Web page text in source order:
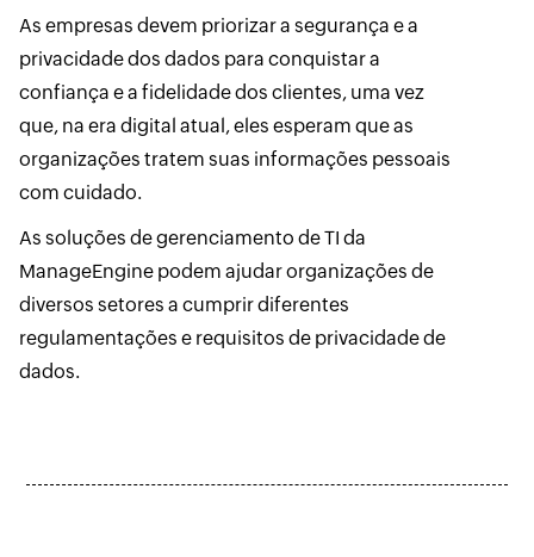
As empresas devem priorizar a segurança e a
privacidade dos dados para conquistar a
confiança e a fidelidade dos clientes, uma vez
que, na era digital atual, eles esperam que as
organizações tratem suas informações pessoais
com cuidado.
As soluções de gerenciamento de TI da
ManageEngine podem ajudar organizações de
diversos setores a cumprir diferentes
regulamentações e requisitos de privacidade de
dados.